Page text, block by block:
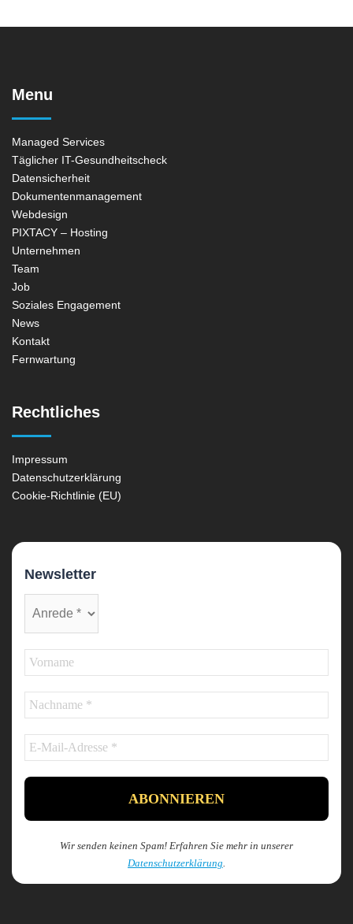
Menu
Managed Services
Täglicher IT-Gesundheitscheck
Datensicherheit
Dokumentenmanagement
Webdesign
PIXTACY – Hosting
Unternehmen
Team
Job
Soziales Engagement
News
Kontakt
Fernwartung
Rechtliches
Impressum
Datenschutzerklärung
Cookie-Richtlinie (EU)
Newsletter
Wir senden keinen Spam! Erfahren Sie mehr in unserer
Datenschutzerklärung.